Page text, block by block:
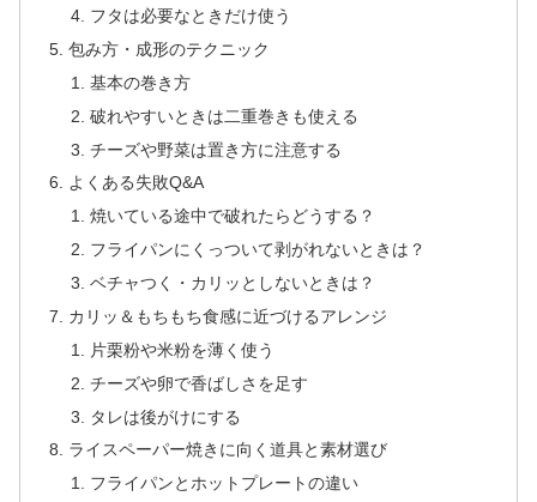
フタは必要なときだけ使う
包み方・成形のテクニック
基本の巻き方
破れやすいときは二重巻きも使える
チーズや野菜は置き方に注意する
よくある失敗Q&A
焼いている途中で破れたらどうする？
フライパンにくっついて剥がれないときは？
ベチャつく・カリッとしないときは？
カリッ＆もちもち食感に近づけるアレンジ
片栗粉や米粉を薄く使う
チーズや卵で香ばしさを足す
タレは後がけにする
ライスペーパー焼きに向く道具と素材選び
フライパンとホットプレートの違い